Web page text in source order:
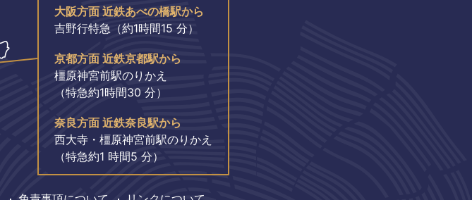
大阪方面 近鉄あべの橋駅から
吉野行特急（約1時間15 分）
京都方面 近鉄京都駅から
橿原神宮前駅のりかえ
（特急約1時間30 分）
奈良方面 近鉄奈良駅から
西大寺・橿原神宮前駅のりかえ
（特急約1 時間5 分）